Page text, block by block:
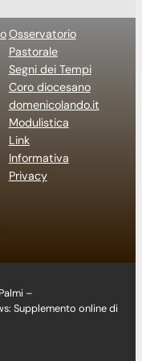
Osservatorio
Pastorale
Segni dei Tempi
Coro diocesano
domenicolando.it
Modulistica
Link
Informativa
Privacy
–
Supplemento online di